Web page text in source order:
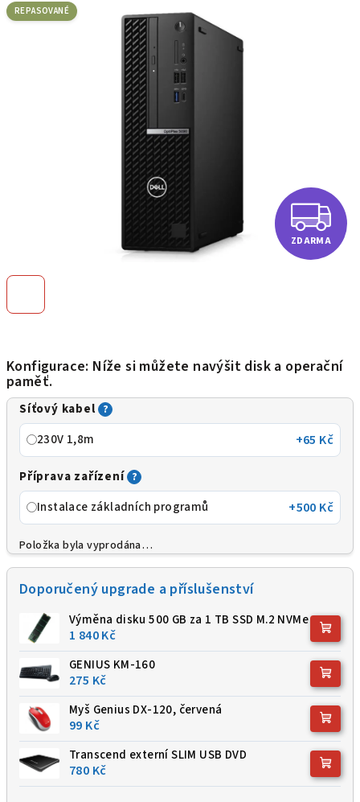
Konfigurace: Níže si můžete navýšit disk a operační
paměť.
Síťový kabel ?
230V 1,8m +65 Kč
Příprava zařízení ?
Instalace základních programů +500 Kč
Položka byla vyprodána…
Doporučený upgrade a příslušenství
Výměna disku 500 GB za 1 TB SSD M.2 NVMe
1 840 Kč
GENIUS KM-160
275 Kč
Myš Genius DX-120, červená
99 Kč
Transcend externí SLIM USB DVD
780 Kč
produktu
je
0,0
z
5
hvězdiček.
REPASOVANÉ
Z
D
A
ZDARMA